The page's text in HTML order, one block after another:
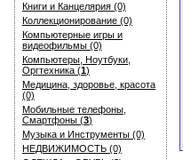
Книги и Канцелярия (0)
Коллекционирование (0)
Компьютерные игры и
видеофильмы (0)
Компьютеры, Ноутбуки,
Оргтехника (1)
Медицина, здоровье, красота
(0)
Мобильные телефоны,
Смартфоны (3)
Музыка и Инструменты (0)
НЕДВИЖИМОСТЬ (0)